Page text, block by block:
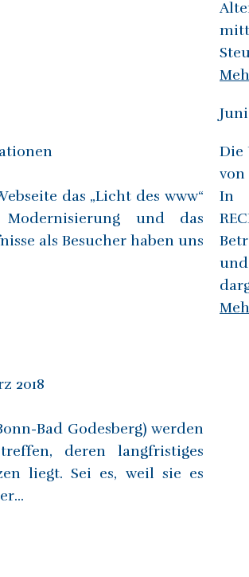
das „Licht des www“
und das
als Besucher haben uns
Juni
Die
von
In
2018
Bad Godesberg) werden
deren langfristiges
liegt. Sei es, weil sie es